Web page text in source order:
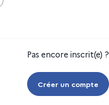
Pas encore inscrit(e) ?
Créer un compte